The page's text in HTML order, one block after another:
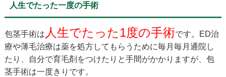
人生でたった一度の手術
包茎手術は 人生でたった1度の手術です。ED治
療や薄毛治療は薬を処方してもらうために毎月毎月通院し
たり、自分で育毛剤をつけたりと手間がかかりますが、包
茎手術は一度きりです。